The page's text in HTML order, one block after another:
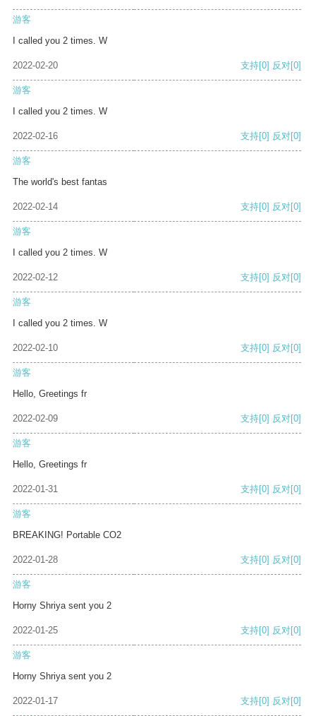
游客
I called you 2 times. W
2022-02-20 支持[0] 反对[0]
游客
I called you 2 times. W
2022-02-16 支持[0] 反对[0]
游客
The world's best fantas
2022-02-14 支持[0] 反对[0]
游客
I called you 2 times. W
2022-02-12 支持[0] 反对[0]
游客
I called you 2 times. W
2022-02-10 支持[0] 反对[0]
游客
Hello, Greetings fr
2022-02-09 支持[0] 反对[0]
游客
Hello, Greetings fr
2022-01-31 支持[0] 反对[0]
游客
BREAKING! Portable CO2
2022-01-28 支持[0] 反对[0]
游客
Horny Shriya sent you 2
2022-01-25 支持[0] 反对[0]
游客
Horny Shriya sent you 2
2022-01-17 支持[0] 反对[0]